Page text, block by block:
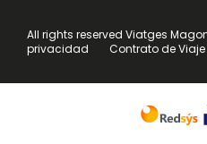
All rights reserved Viatges
privacidad
Contrato de